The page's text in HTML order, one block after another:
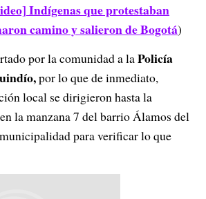
Indígenas que protestaban
camino y salieron de Bogotá)
por la comunidad a laPolicía
por lo que de inmediato,
local se dirigieron hasta la
la manzana 7 del barrio Álamos del
para verificar lo que